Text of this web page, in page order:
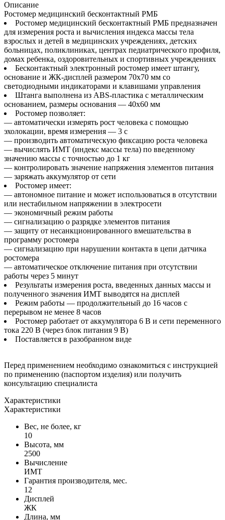
Описание
Ростомер медицинский бесконтактный РМБ
Ростомер медицинский бесконтактный РМБ предназначен
для измерения роста и вычисления индекса массы тела
взрослых и детей в медицинских учреждениях, детских
больницах, поликлиниках, центрах педиатрического профиля,
домах ребенка, оздоровительных и спортивных учреждениях
Бесконтактный электронный ростомер имеет штангу,
основание и ЖК-дисплей размером 70x70 мм со
светодиодными индикаторами и клавишами управления
Штанга выполнена из ABS-пластика с металлическим
основанием, размеры основания — 40х60 мм
Ростомер позволяет:
— автоматически измерять рост человека с помощью
эхолокации, время измерения — 3 с
— производить автоматическую фиксацию роста человека
— вычислять ИМТ (индекс массы тела) по введенному
значению массы с точностью до 1 кг
— контролировать значение напряжения элементов питания
— заряжать аккумулятор от сети
Ростомер имеет:
— автономное питание и может использоваться в отсутствии
или нестабильном напряжении в электросети
— экономичный режим работы
— сигнализацию о разрядке элементов питания
— защиту от несанкционированного вмешательства в
программу ростомера
— сигнализацию при нарушении контакта в цепи датчика
ростомера
— автоматическое отключение питания при отсутствии
работы через 5 минут
Результаты измерения роста, введенных данных массы и
полученного значения ИМТ выводятся на дисплей
Режим работы — продолжительный до 16 часов с
перерывом не менее 8 часов
Ростомер работает от аккумулятора 6 В и сети переменного
тока 220 В (через блок питания 9 В)
Поставляется в разобранном виде
Перед применением необходимо ознакомиться с инструкцией
по применению (паспортом изделия) или получить
консультацию специалиста
Характеристики
Характеристики
Вес, не более, кг
10
Высота, мм
2500
Вычисление
ИМТ
Гарантия производителя, мес.
12
Дисплей
ЖК
Длина, мм